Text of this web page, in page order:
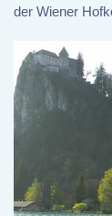
der Wiener